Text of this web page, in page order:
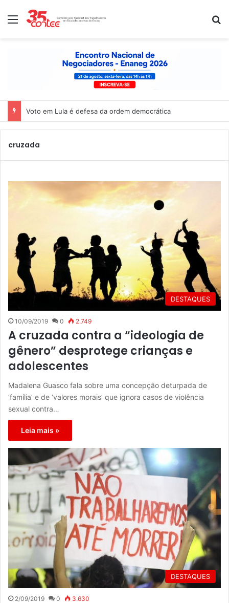
Menu
Voto em Lula é defesa da ordem democrática
cruzada
DESTAQUES
10/09/2019 0 2.749
A cruzada contra a “ideologia de
gênero” desprotege crianças e
adolescentes
Madalena Guasco fala sobre uma concepção deturpada de
‘família’ e de ‘valores morais’ que ignora casos de violência
sexual contra…
Leia mais »
DESTAQUES
2/09/2019 0 3.630